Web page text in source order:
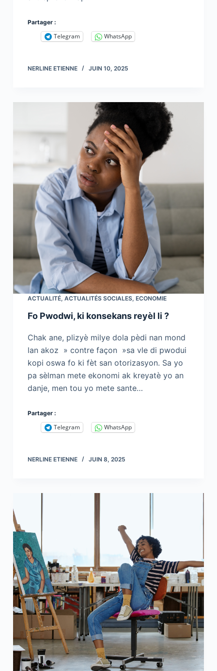
Partager :
Telegram WhatsApp
NERLINE ETIENNE JUIN 10, 2025
ACTUALITÉ, ACTUALITÉS SOCIALES, ECONOMIE
Fo Pwodwi, ki konsekans reyèl li ?
Chak ane, plizyè milye dola pèdi nan mond
lan akoz » contre façon »sa vle di pwodui
kopi oswa fo ki fèt san otorizasyon. Sa yo
pa sèlman mete ekonomi ak kreyatè yo an
danje, men tou yo mete sante…
Partager :
Telegram WhatsApp
NERLINE ETIENNE JUIN 8, 2025